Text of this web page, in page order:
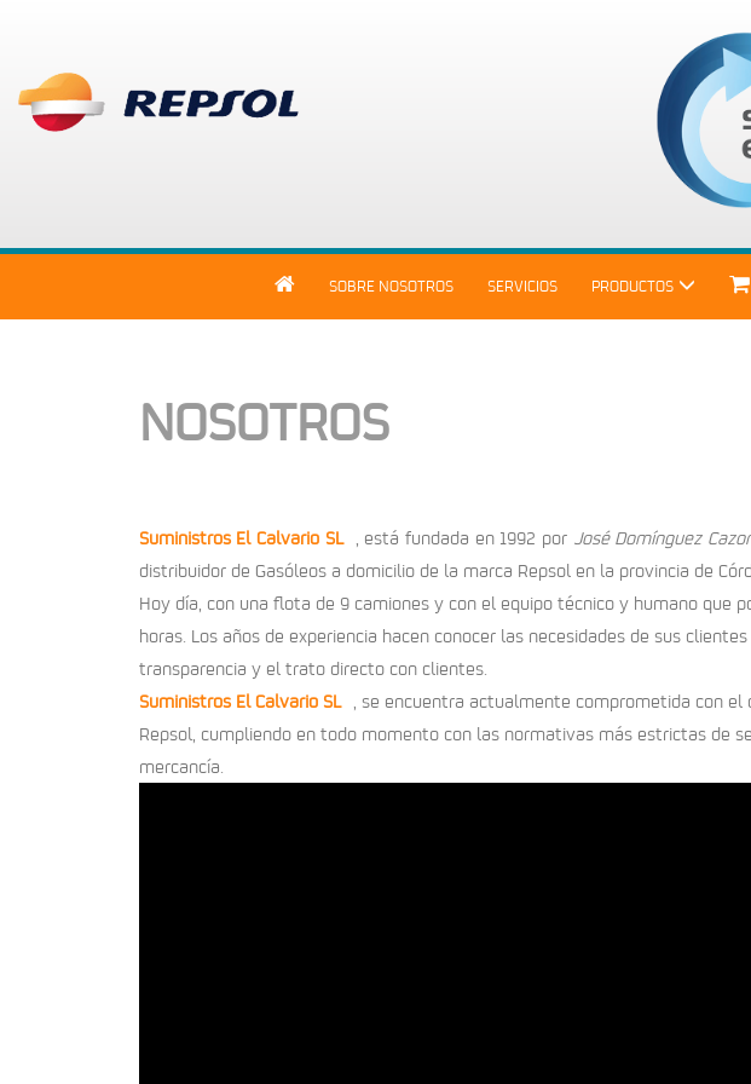
SOBRE NOSOTROS SERVICIOS PRODUCTOS
NOSOTROS
Suministros El Calvario SL , está fundada en 1992 por José Domínguez
distribuidor de Gasóleos a domicilio de la marca Repsol en la provincia de
Hoy día, con una flota de 9 camiones y con el equipo técnico y humano que
horas. Los años de experiencia hacen conocer las necesidades de sus
transparencia y el trato directo con clientes.
Suministros El Calvario SL , se encuentra actualmente comprometida con
Repsol, cumpliendo en todo momento con las normativas más estrictas de
mercancía.